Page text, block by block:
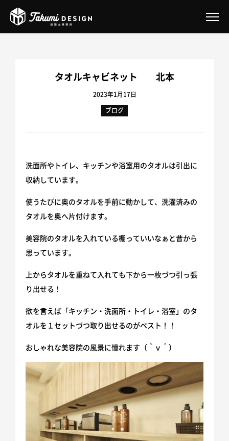
サービス案内
Takumiオフィスデザイン事業
Takumiのガレージハウスリノベーション
住まいの『困った』ご相談
一戸建てリノベーション
不動産取引
会社情報
スタッフ紹介
お客様相談室
タオルキャビネット 北本
2023年1月17日
ブログ
洗面所やトイレ、キッチンや浴室用のタオルは引出に
収納しています。
使うたびに奥のタオルを手前に動かして、洗濯済みの
タオルを奥へ片付けます。
美容院のタオルを入れている棚っていいなぁと昔から
思っています。
上からタオルを重ねて入れても下から一枚づつ引っ張
り出せる！
欲を言えば「キッチン・洗面所・トイレ・浴室」のタ
オルを１セットづつ取り出せるのがベスト！！
おしゃれな美容院の風景に憧れます（＾ｖ＾）